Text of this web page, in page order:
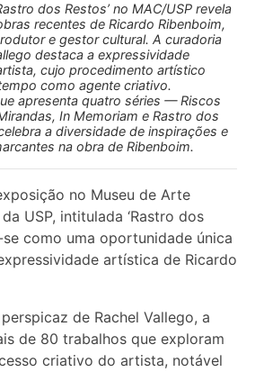
dos Restos’ no MAC/USP revela
recentes de Ricardo Ribenboim,
e gestor cultural. A curadoria
destaca a expressividade
cujo procedimento artístico
como agente criativo.
apresenta quatro séries — Riscos
In Memoriam e Rastro dos
a diversidade de inspirações e
na obra de Ribenboim.
no Museu de Arte
USP, intitulada ‘Rastro dos
se como uma oportunidade única
artística de Ricardo
de Rachel Vallego, a
de 80 trabalhos que exploram
criativo do artista, notável